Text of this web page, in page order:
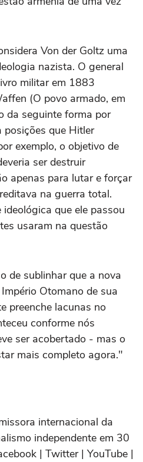
Von der Goltz uma
nazista. O general
militar em 1883
(O povo armado, em
da seguinte forma por
posições que Hitler
exemplo, o objetivo de
ser destruir
apenas para lutar e forçar
na guerra total.
que ele passou
usaram na questão
de sublinhar que a nova
Otomano de sua
preenche lacunas no
conforme nós
ser acobertado - mas o
mais completo agora."
internacional da
independente em 30
| Twitter | YouTube |